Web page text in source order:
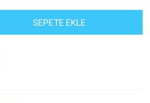
SEPETE EKLE